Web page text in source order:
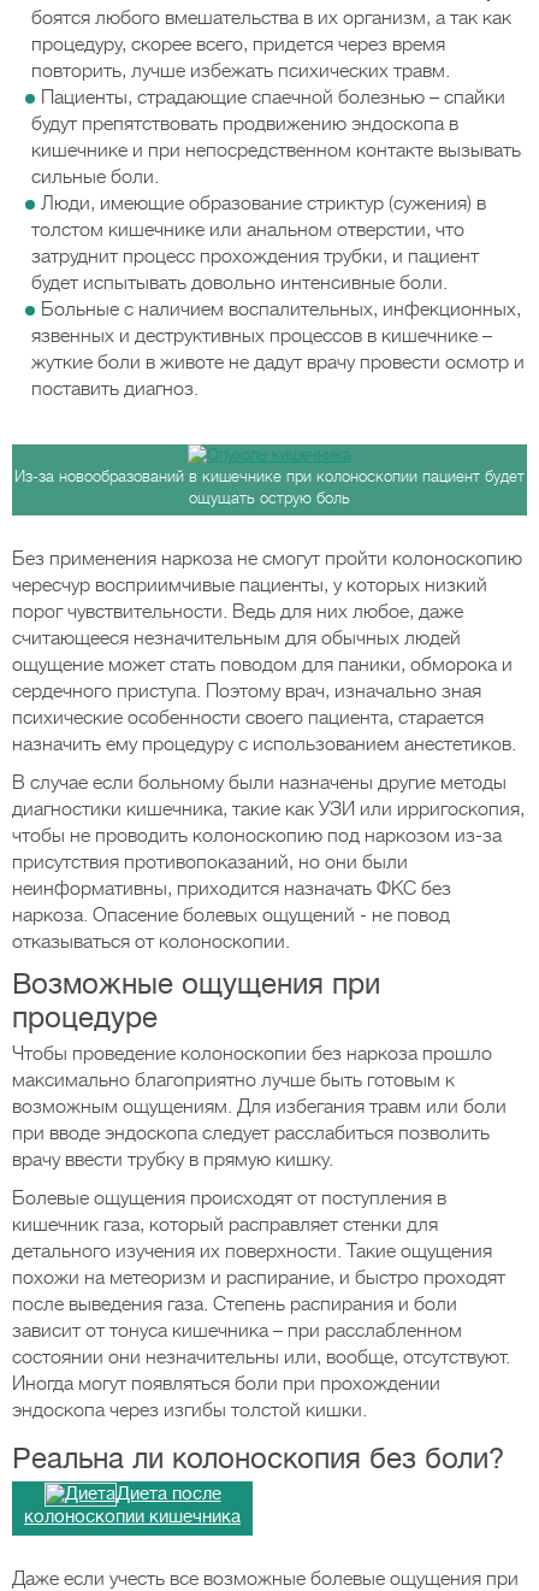
боятся любого вмешательства в их организм, а так как
процедуру, скорее всего, придется через время
повторить, лучше избежать психических травм.
Пациенты, страдающие спаечной болезнью – спайки
будут препятствовать продвижению эндоскопа в
кишечнике и при непосредственном контакте вызывать
сильные боли.
Люди, имеющие образование стриктур (сужения) в
толстом кишечнике или анальном отверстии, что
затруднит процесс прохождения трубки, и пациент
будет испытывать довольно интенсивные боли.
Больные с наличием воспалительных, инфекционных,
язвенных и деструктивных процессов в кишечнике –
жуткие боли в животе не дадут врачу провести осмотр и
поставить диагноз.
Из-за новообразований в кишечнике при колоноскопии пациент будет
ощущать острую боль
Без применения наркоза не смогут пройти колоноскопию
чересчур восприимчивые пациенты, у которых низкий
порог чувствительности. Ведь для них любое, даже
считающееся незначительным для обычных людей
ощущение может стать поводом для паники, обморока и
сердечного приступа. Поэтому врач, изначально зная
психические особенности своего пациента, старается
назначить ему процедуру с использованием анестетиков.
В случае если больному были назначены другие методы
диагностики кишечника, такие как УЗИ или ирригоскопия,
чтобы не проводить колоноскопию под наркозом из-за
присутствия противопоказаний, но они были
неинформативны, приходится назначать ФКС без
наркоза. Опасение болевых ощущений - не повод
отказываться от колоноскопии.
Возможные ощущения при
процедуре
Чтобы проведение колоноскопии без наркоза прошло
максимально благоприятно лучше быть готовым к
возможным ощущениям. Для избегания травм или боли
при вводе эндоскопа следует расслабиться позволить
врачу ввести трубку в прямую кишку.
Болевые ощущения происходят от поступления в
кишечник газа, который расправляет стенки для
детального изучения их поверхности. Такие ощущения
похожи на метеоризм и распирание, и быстро проходят
после выведения газа. Степень распирания и боли
зависит от тонуса кишечника – при расслабленном
состоянии они незначительны или, вообще, отсутствуют.
Иногда могут появляться боли при прохождении
эндоскопа через изгибы толстой кишки.
Реальна ли колоноскопия без боли?
Диета после
колоноскопии кишечника
Даже если учесть все возможные болевые ощущения при